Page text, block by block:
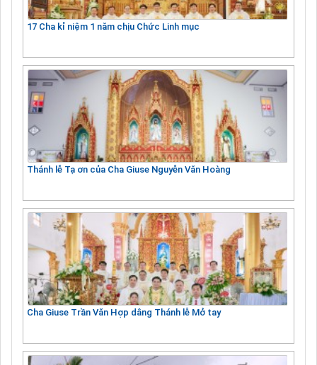
17 Cha kỉ niệm 1 năm chịu Chức Linh mục
Thánh lễ Tạ ơn của Cha Giuse Nguyễn Văn Hoàng
Cha Giuse Trần Văn Hợp dâng Thánh lễ Mở tay